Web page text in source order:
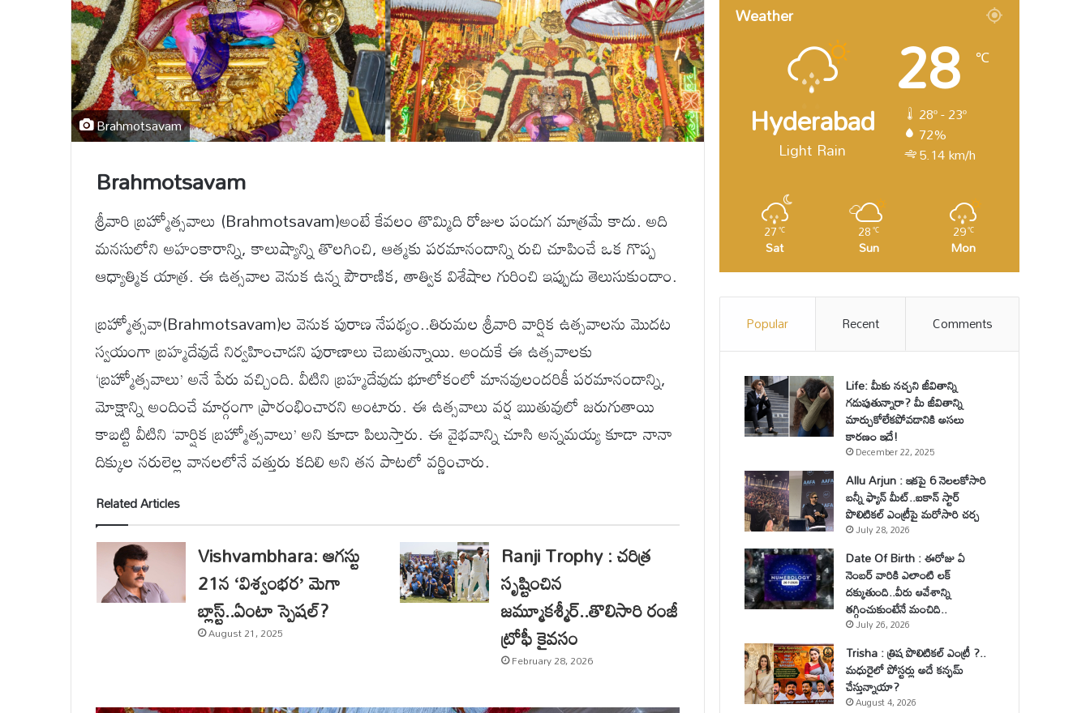
Brahmotsavam
Brahmotsavam
శ్రీవారి బ్రహ్మోత్సవాలు (Brahmotsavam)అంటే కేవలం తొమ్మిది రోజుల పండుగ మాత్రమే కాదు. అది
మనసులోని అహంకారాన్ని, కాలుష్యాన్ని తొలగించి, ఆత్మకు పరమానందాన్ని రుచి చూపించే ఒక గొప్ప
ఆధ్యాత్మిక యాత్ర. ఈ ఉత్సవాల వెనుక ఉన్న పౌరాణిక, తాత్విక విశేషాల గురించి ఇప్పుడు తెలుసుకుందాం.
బ్రహ్మోత్సవా(Brahmotsavam)ల వెనుక పురాణ నేపథ్యం..తిరుమల శ్రీవారి వార్షిక ఉత్సవాలను మొదట
స్వయంగా బ్రహ్మదేవుడే నిర్వహించాడని పురాణాలు చెబుతున్నాయి. అందుకే ఈ ఉత్సవాలకు
‘బ్రహ్మోత్సవాలు’ అనే పేరు వచ్చింది. వీటిని బ్రహ్మదేవుడు భూలోకంలో మానవులందరికీ పరమానందాన్ని,
మోక్షాన్ని అందించే మార్గంగా ప్రారంభించారని అంటారు. ఈ ఉత్సవాలు వర్ష ఋతువులో జరుగుతాయి
కాబట్టి వీటిని ‘వార్షిక బ్రహ్మోత్సవాలు’ అని కూడా పిలుస్తారు. ఈ వైభవాన్ని చూసి అన్నమయ్య కూడా నానా
దిక్కుల నరులెల్ల వానలలోనే వత్తురు కదిలి అని తన పాటలో వర్ణించారు.
Related Articles
Vishvambhara: ఆగస్టు
21న ‘విశ్వంభర’ మెగా
బ్లాస్ట్..ఏంటా స్పెషల్?
August 21, 2025
Ranji Trophy : చరిత్ర
సృష్టించిన
జమ్మూకశ్మీర్..తొలిసారి రంజీ
ట్రోఫీ కైవసం
February 28, 2026
Weather
Hyderabad
Light Rain
28 ℃
28º - 23º
72%
5.14 km/h
27℃
Sat
28℃
Sun
29℃
Mon
Popular Recent Comments
Life: మీకు నచ్చని జీవితాన్ని
గడుపుతున్నారా? మీ జీవితాన్ని
మార్చుకోలేకపోవడానికి అసలు
కారణం ఇదే!
December 22, 2025
Allu Arjun : ఇకపై 6 నెలలకోసారి
బన్నీ ఫ్యాన్ మీట్..ఐకాన్ స్టార్
పొలిటికల్ ఎంట్రీపై మరోసారి చర్చ
July 28, 2026
Date Of Birth : ఈరోజు ఏ
నెంబర్ వారికి ఎలాంటి లక్
దక్కుతుంది..వీరు ఆవేశాన్ని
తగ్గించుకుంటేనే మంచిది..
July 26, 2026
Trisha : త్రిష పొలిటికల్ ఎంట్రీ ?..
మధురైలో పోస్టర్లు అదే కన్ఫమ్
చేస్తున్నాయా?
August 4, 2026